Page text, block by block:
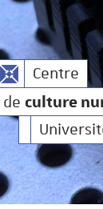
Centrede
de culture
deculture